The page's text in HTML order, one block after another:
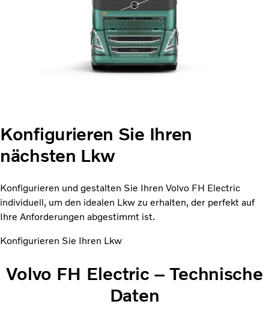
Konfigurieren Sie Ihren
nächsten Lkw
Konfigurieren und gestalten Sie Ihren Volvo FH Electric
individuell, um den idealen Lkw zu erhalten, der perfekt auf
Ihre Anforderungen abgestimmt ist.
Konfigurieren Sie Ihren Lkw
Volvo FH Electric – Technische
Daten